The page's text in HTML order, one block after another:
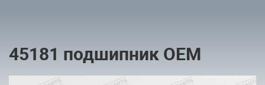
45181 подшипник OEM